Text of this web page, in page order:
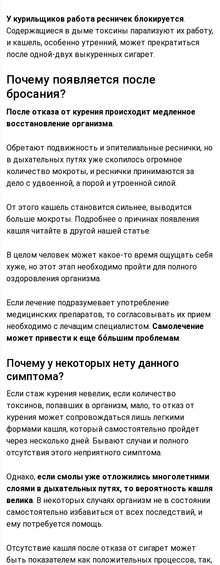
У курильщиков работа ресничек блокируется.
Содержащиеся в дыме токсины парализуют их работу,
и кашель, особенно утренний, может прекратиться
после одной-двух выкуренных сигарет.
Почему появляется после
бросания?
После отказа от курения происходит медленное
восстановление организма.
Обретают подвижность и эпителиальные реснички, но
в дыхательных путях уже скопилось огромное
количество мокроты, и реснички принимаются за
дело с удвоенной, а порой и утроенной силой.
От этого кашель становится сильнее, выводится
больше мокроты. Подробнее о причинах появления
кашля читайте в другой нашей статье.
В целом человек может какое-то время ощущать себя
хуже, но этот этап необходимо пройти для полного
оздоровления организма.
Если лечение подразумевает употребление
медицинских препаратов, то согласовывать их прием
необходимо с лечащим специалистом. Самолечение
может привести к еще бо́льшим проблемам.
Почему у некоторых нету данного
симптома?
Если стаж курения невелик, если количество
токсинов, попавших в организм, мало, то отказ от
курения может сопровождаться лишь легкими
формами кашля, который самостоятельно пройдет
через несколько дней. Бывают случаи и полного
отсутствия этого неприятного симптома.
Однако,если смолы уже отложились многолетними
слоями в дыхательных путях, то вероятность кашля
велика. В некоторых случаях организм не в состоянии
самостоятельно избавиться от всех последствий, и
ему потребуется помощь.
Отсутствие кашля после отказа от сигарет может
быть показателем как положительных процессов, так,